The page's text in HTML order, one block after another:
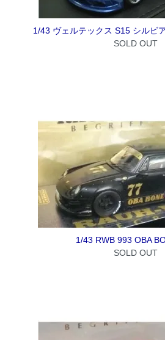
1/43 ヴェルテックス S15 シルビ
SOLD OUT
1/43 RWB 993 OBA
SOLD OUT